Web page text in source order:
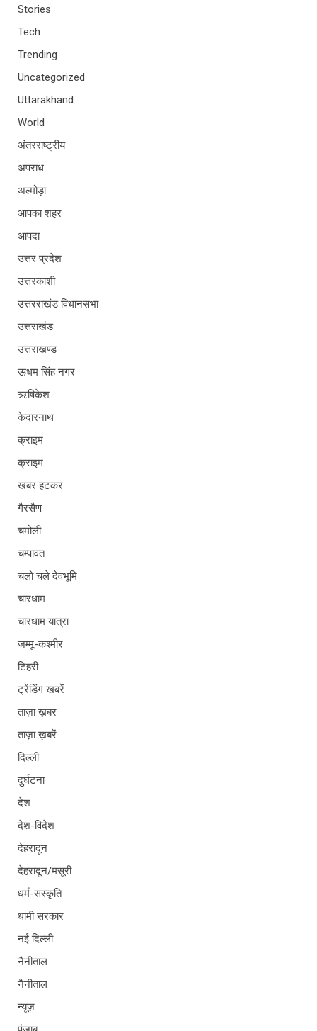
Stories
Tech
Trending
Uncategorized
Uttarakhand
World
अंतरराष्ट्रीय
अपराध
अल्मोड़ा
आपका शहर
आपदा
उत्तर प्रदेश
उत्तरकाशी
उत्तरराखंड विधानसभा
उत्तराखंड
उत्तराखण्ड
ऊधम सिंह नगर
ऋषिकेश
केदारनाथ
क्राइम
क्राइम
खबर हटकर
गैरसैण
चमोली
चम्पावत
चलो चले देवभूमि
चारधाम
चारधाम यात्रा
जम्मू-कश्मीर
टिहरी
ट्रेंडिंग खबरें
ताज़ा ख़बर
ताज़ा ख़बरें
दिल्ली
दुर्घटना
देश
देश-विदेश
देहरादून
देहरादून/मसूरी
धर्म-संस्कृति
धामी सरकार
नई दिल्ली
नैनीताल
नैनीताल
न्यूज़